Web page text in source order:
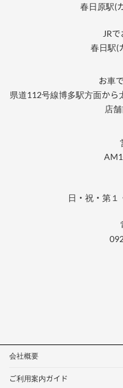
春日原駅(
JR
春日駅(
お車
県道112号線博多駅方面か
店
日・祝・第１
会社概要
ご利用案内ガイド